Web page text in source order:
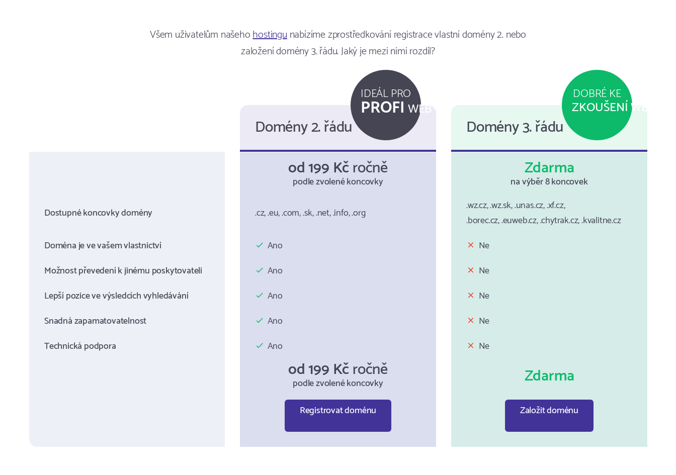
Všem uživatelům našehohostingunabízíme zprostředkování registrace vlastní domény 2. nebo
založení domény 3. řádu. Jaký je mezi nimi rozdíl?
Domény 2. řádu
IDEÁL PRO
PROFI WEB
Domény 3. řádu
DOBRÉ KE
ZKOUŠENÍ WEBU
od 199 Kčročně
podle zvolené koncovky
Zdarma
na výběr 8 koncovek
Dostupné koncovky domény .cz, .eu, .com, .sk, .net, .info, .org
.wz.cz, .wz.sk, .unas.cz, .xf.cz,
.borec.cz, .euweb.cz, .chytrak.cz, .kvalitne.cz
Doména je ve vašem vlastnictví
Ano
Ne
Možnost převedení k jinému poskytovateli
Ano
Ne
Lepší pozice ve výsledcích vyhledávání
Ano
Ne
Snadná zapamatovatelnost
Ano
Ne
Technická podpora
Ano Ne
od 199 Kčročně
podle zvolené koncovky Zdarma
Registrovat doménu Založit doménu